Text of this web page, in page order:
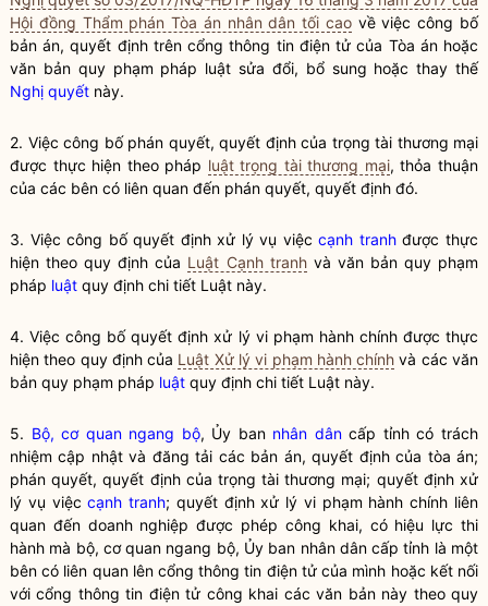
Hội đồng Thẩm phán Tòa án nhân dân tối caovề việc công bố
bản án, quyết định trên cổng thông tin điện tử của Tòa án hoặc
văn bản quy phạm pháp luật sửa đổi, bổ sung hoặc thay thế
Nghị quyết này.
2. Việc công bố phán quyết, quyết định của trọng tài thương mại
được thực hiện theo pháp luật trọng tài thương mại, thỏa thuận
của các bên có liên quan đến phán quyết, quyết định đó.
3. Việc công bố quyết định xử lý vụ việccạnh tranhđược thực
hiện theo quy định của Luật Cạnh tranhvà văn bản quy phạm
pháp luật quy định chi tiết Luật này.
4. Việc công bố quyết định xử lý vi phạm hành chính được thực
hiện theo quy định của Luật Xử lý vi phạm hành chính và các văn
bản quy phạm pháp luật quy định chi tiết Luật này.
5. Bộ, cơ quan ngang bộ, Ủy ban nhân dâncấp tỉnh có trách
nhiệm cập nhật và đăng tải các bản án, quyết định của tòa án;
phán quyết, quyết định của trọng tài thương mại; quyết định xử
lý vụ việccạnh tranh; quyết định xử lý vi phạm hành chính liên
quan đến doanh nghiệp được phép công khai, có hiệu lực thi
hành mà bộ, cơ quan ngang bộ, Ủy ban nhân dâncấp tỉnh là một
bên có liên quan lên cổng thông tin điện tử của mình hoặc kết nối
với cổng thông tin điện tử công khai các văn bản này theo quy